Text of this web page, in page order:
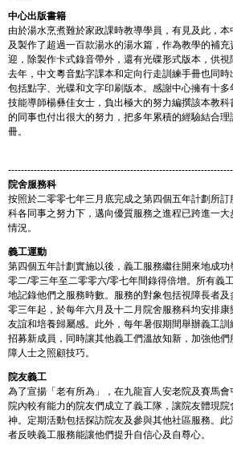
中心出版書籍
由於湯水烹煮難於家政課時教導學員，有見及此，
及製作了超過一百款湯水的湯水篇，作為教學的補
迎，除製作卡式錄音帶外，還有光碟形式版本，供視
去年，中文粵音點字課本和定向行走訓練手冊也同
包括點字、光碟和文字印刷版本。感謝中心擁有十
技能導師楊彝佳女士，負出極大的努力編撰該本教
的同事也付出很大的努力，把多年累積的經驗結合
冊。
院舍服務科
按照於二零零七年三月底完成之第四個五年計劃所
科各同事之努力下，邁向優質服務之進程已跨進一
情況。
義工運動
第四個五年計劃實施以後，義工服務繼往開來地成
零二/零三年至二零零六/零七年間錄得倍增。所有義
地記錄他們之服務時數。服務的對象包括視障長者
零三年起，於每年六月及十二月院舍服務科均安排
友誼和培養歸屬感。此外，每年暑假期間舉辦義工
招募新成員，同時讓其他義工們溫故知新，加強他
障人士之照顧技巧。
院友義工
為了宣揚「老有所為」，在九龍盲人安老院及賽馬會
院內較有能力的院友們成立了義工隊，讓院友體現
神。定期活動包括探訪院友及參與其他社區服務。
者反映義工服務能讓他們提升自信心及自尊心。